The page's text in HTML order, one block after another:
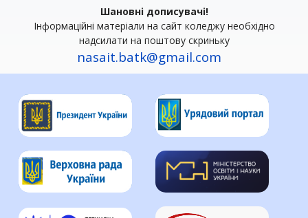
Шановні дописувачі!
Інформаційні матеріали на сайт коледжу необхідно
надсилати на поштову скриньку
nasait.batk@gmail.com